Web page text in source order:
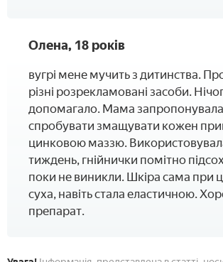
Олена, 18 років
вугрі мене мучить з дитинства.
різні розрекламовані засоби.
допомагало. Мама запропонувала
спробувати змащувати кожен
цинковою маззю.
тиждень, гнійнички помітно
поки не виникли. Шкіра сама при
суха, навіть стала еластичною.
препарат.